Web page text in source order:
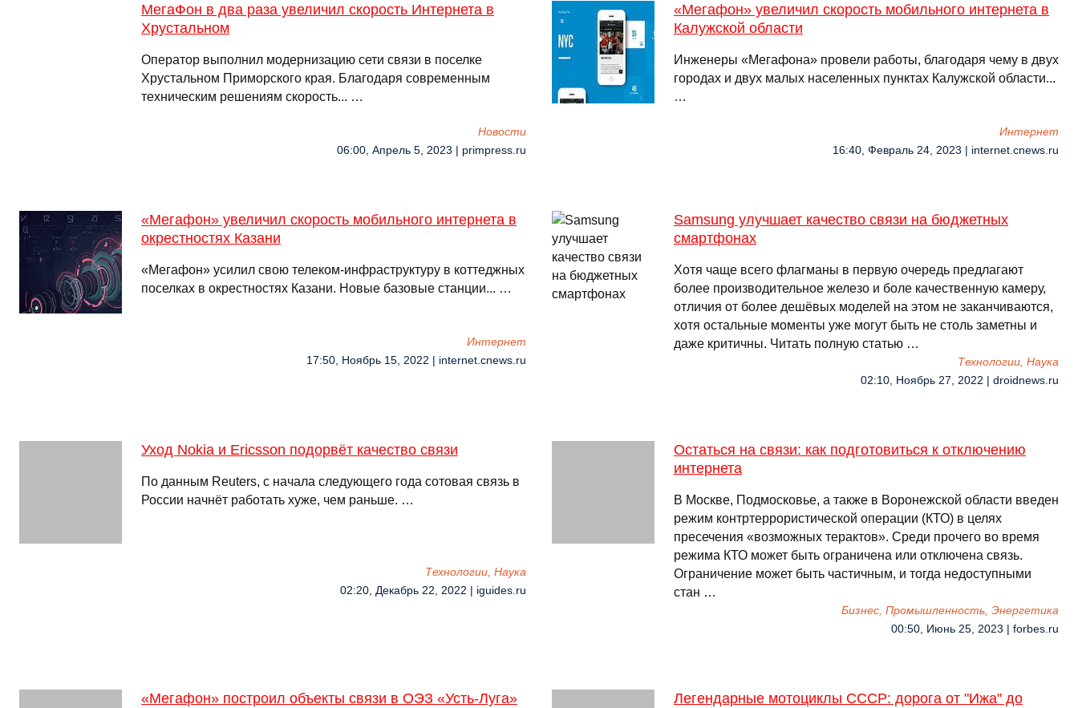
МегаФон в два раза увеличил скорость Интернета в
Хрустальном
Оператор выполнил модернизацию сети связи в поселке
Хрустальном Приморского края. Благодаря современным
техническим решениям скорость... …
Новости
06:00, Апрель 5, 2023 | primpress.ru
«Мегафон» увеличил скорость мобильного интернета в
Калужской области
Инженеры «Мегафона» провели работы, благодаря чему в двух
городах и двух малых населенных пунктах Калужской области...
…
Интернет
16:40, Февраль 24, 2023 | internet.cnews.ru
«Мегафон» увеличил скорость мобильного интернета в
окрестностях Казани
«Мегафон» усилил свою телеком-инфраструктуру в коттеджных
поселках в окрестностях Казани. Новые базовые станции... …
Интернет
17:50, Ноябрь 15, 2022 | internet.cnews.ru
Samsung улучшает качество связи на бюджетных
смартфонах
Хотя чаще всего флагманы в первую очередь предлагают
более производительное железо и боле качественную камеру,
отличия от более дешёвых моделей на этом не заканчиваются,
хотя остальные моменты уже могут быть не столь заметны и
даже критичны. Читать полную статью …
Технологии, Наука
02:10, Ноябрь 27, 2022 | droidnews.ru
Уход Nokia и Ericsson подорвёт качество связи
По данным Reuters, с начала следующего года сотовая связь в
России начнёт работать хуже, чем раньше. …
Технологии, Наука
02:20, Декабрь 22, 2022 | iguides.ru
Остаться на связи: как подготовиться к отключению
интернета
В Москве, Подмосковье, а также в Воронежской области введен
режим контртеррористической операции (КТО) в целях
пресечения «возможных терактов». Среди прочего во время
режима КТО может быть ограничена или отключена связь.
Ограничение может быть частичным, и тогда недоступными
стан …
Бизнес, Промышленность, Энергетика
00:50, Июнь 25, 2023 | forbes.ru
«Мегафон» построил объекты связи в ОЭЗ «Усть-Луга»
Легендарные мотоциклы СССР: дорога от "Ижа" до